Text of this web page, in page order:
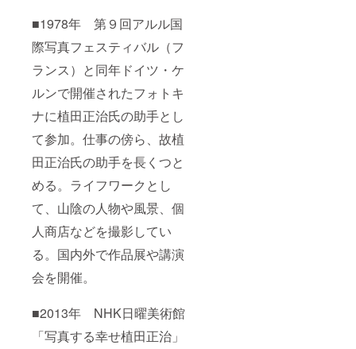
■1978年 第９回アルル国
際写真フェスティバル（フ
ランス）と同年ドイツ・ケ
ルンで開催されたフォトキ
ナに植田正治氏の助手とし
て参加。仕事の傍ら、故植
田正治氏の助手を長くつと
める。ライフワークとし
て、山陰の人物や風景、個
人商店などを撮影してい
る。国内外で作品展や講演
会を開催。
■2013年 NHK日曜美術館
「写真する幸せ植田正治」